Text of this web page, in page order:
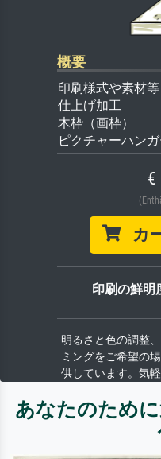
概要
印刷様式や素材等
仕上げ加工
木枠（画枠）
ピクチャーハン
€
カ
印刷の鮮明
明るさと色の調整
ミングをご希望の
供しています。気
あなたのため